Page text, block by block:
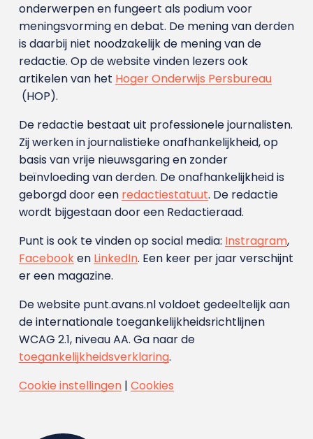
onderwerpen en fungeert als podium voor
meningsvorming en debat. De mening van derden
is daarbij niet noodzakelijk de mening van de
redactie. Op de website vinden lezers ook
artikelen van het Hoger Onderwijs Persbureau
(HOP).
De redactie bestaat uit professionele journalisten.
Zij werken in journalistieke onafhankelijkheid, op
basis van vrije nieuwsgaring en zonder
beïnvloeding van derden. De onafhankelijkheid is
geborgd door een redactiestatuut. De redactie
wordt bijgestaan door een Redactieraad.
Punt is ook te vinden op social media: Instragram,
Facebooken LinkedIn. Een keer per jaar verschijnt
er een magazine.
De website punt.avans.nl voldoet gedeeltelijk aan
de internationale toegankelijkheidsrichtlijnen
WCAG 2.1, niveau AA. Ga naar de
toegankelijkheidsverklaring.
Cookie instellingen| Cookies